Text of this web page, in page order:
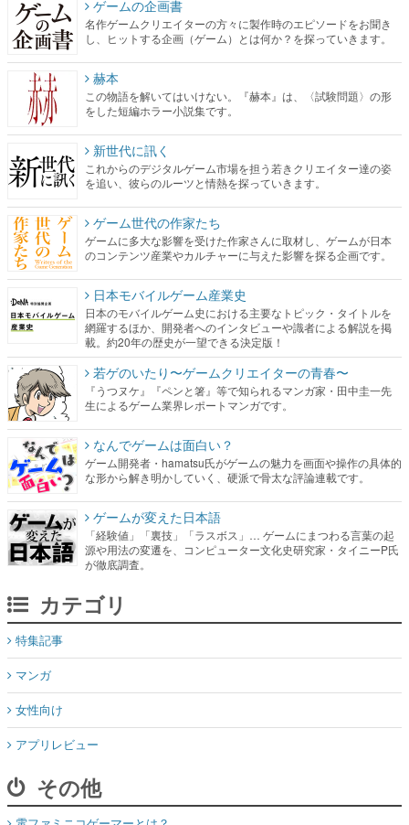
赫本
この物語を解いてはいけない。『赫本』は、〈試験問題〉の形
をした短編ホラー小説集です。
新世代に訊く
これからのデジタルゲーム市場を担う若きクリエイター達の姿
を追い、彼らのルーツと情熱を探っていきます。
ゲーム世代の作家たち
ゲームに多大な影響を受けた作家さんに取材し、ゲームが日本
のコンテンツ産業やカルチャーに与えた影響を探る企画です。
日本モバイルゲーム産業史
日本のモバイルゲーム史における主要なトピック・タイトルを
網羅するほか、開発者へのインタビューや識者による解説を掲
若ゲのいたり〜ゲームクリエイターの青春〜
『うつヌケ』『ペンと箸』等で知られるマンガ家・田中圭一先
生によるゲーム業界レポートマンガです。
なんでゲームは面白い？
ゲーム開発者・hamatsu氏がゲームの魅力を画面や操作の具体的
な形から解き明かしていく、硬派で骨太な評論連載です。
ゲームが変えた日本語
「経験値」「裏技」「ラスボス」… ゲームにまつわる言葉の起
源や用法の変遷を、コンピューター文化史研究家・タイニーP氏
カテゴリ
マンガ
女性向け
アプリレビュー
その他
電ファミニコゲーマーとは？
媒体資料はこちら